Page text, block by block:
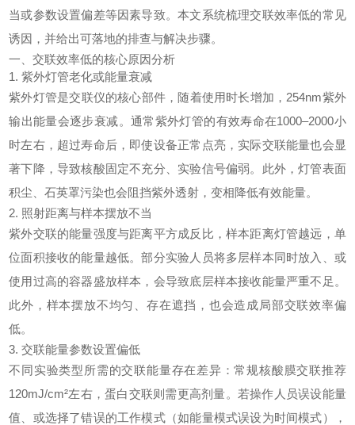
当或参数设置偏差等因素导致。本文系统梳理交联效率低的常见
诱因，并给出可落地的排查与解决步骤。
一、交联效率低的核心原因分析
1. 紫外灯管老化或能量衰减
紫外灯管是交联仪的核心部件，随着使用时长增加，254nm紫外
输出能量会逐步衰减。通常紫外灯管的有效寿命在1000–2000小
时左右，超过寿命后，即使设备正常点亮，实际交联能量也会显
著下降，导致核酸固定不充分、实验信号偏弱。此外，灯管表面
积尘、石英罩污染也会阻挡紫外透射，变相降低有效能量。
2. 照射距离与样本摆放不当
紫外交联的能量强度与距离平方成反比，样本距离灯管越远，单
位面积接收的能量越低。部分实验人员将多层样本同时放入、或
使用过高的容器盛放样本，会导致底层样本接收能量严重不足。
此外，样本摆放不均匀、存在遮挡，也会造成局部交联效率偏
低。
3. 交联能量参数设置偏低
不同实验类型所需的交联能量存在差异：常规核酸膜交联推荐
120mJ/cm²左右，蛋白交联则需更高剂量。若操作人员误设能量
值、或选择了错误的工作模式（如能量模式误设为时间模式），